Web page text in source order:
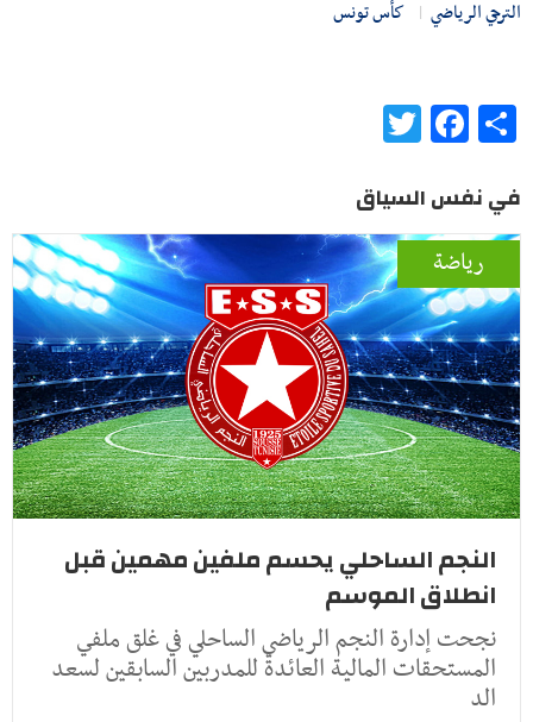
الترجي الرياضي
كأس تونس
Share
Facebook
في نفس السياق
رياضة
النجم الساحلي يحسم ملفين مهمين قبل
انطلاق الموسم
نجحت إدارة النجم الرياضي الساحلي في غلق ملفي
المستحقات المالية العائدة للمدربين السابقين لسعد
الد